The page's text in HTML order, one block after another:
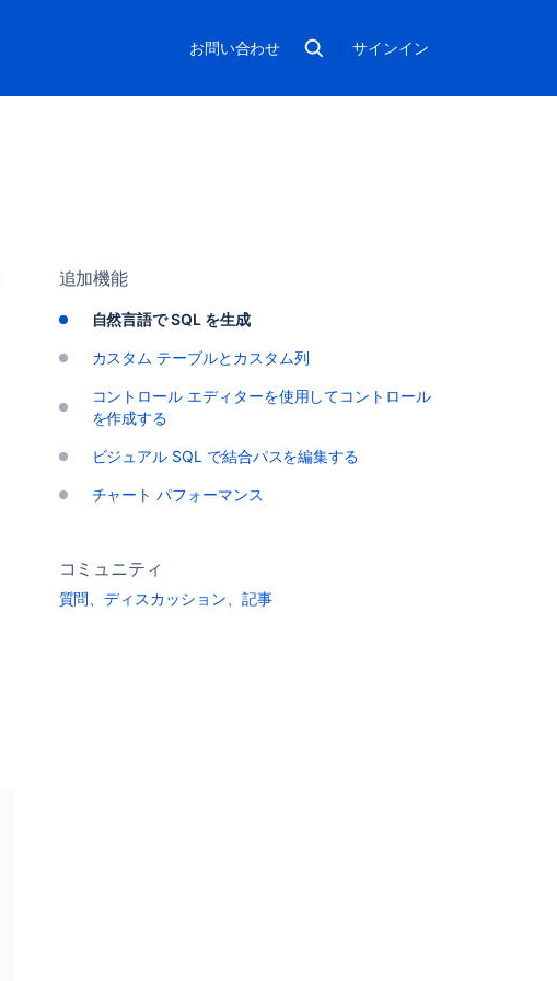
お問い合わせ サインイン
追加機能
自然言語で SQL を生成
カスタム テーブルとカスタム列
コントロール エディターを使用してコントロール
を作成する
ビジュアル SQL で結合パスを編集する
チャート パフォーマンス
コミュニティ
質問、ディスカッション、記事